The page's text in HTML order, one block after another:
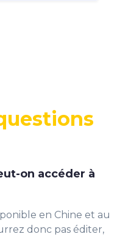
on accéder à
en Chine et au
donc pas éditer,